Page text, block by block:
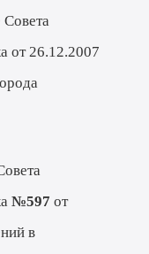
от 26.12.2007
№597 от
в